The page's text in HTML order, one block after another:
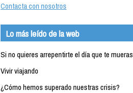
Contacta con nosotros
Lo más leído de la web
Si no quieres arrepentirte el día que te
Vivir viajando
¿Cómo hemos superado nuestras crisis?